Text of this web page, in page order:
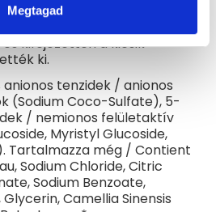
Megtagadforrásból készül,
kifejezetten a kicsik
ki.
anionos tenzidek / anionos
(Sodium Coco-Sulfate), 5-
/ nemionos felületaktív
Myristyl Glucoside,
Tartalmazza még / Contient
Sodium Chloride, Citric
Sodium Benzoate,
Camellia Sinensis